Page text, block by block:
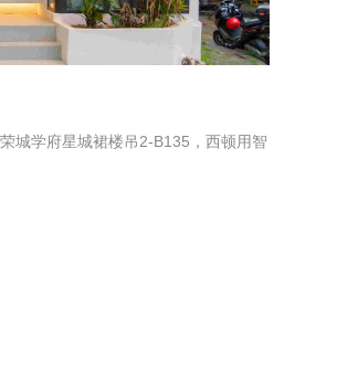
城学府星城裙楼吊2-B135，西顿用智